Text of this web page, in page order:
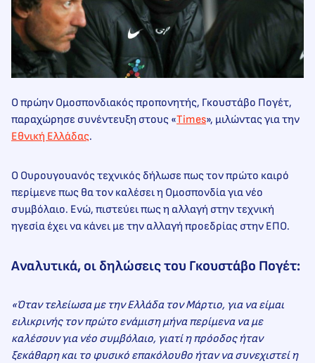
Ο πρώην Ομοσπονδιακός προπονητής, Γκουστάβο Πογέτ,
παραχώρησε συνέντευξη στους «Times», μιλώντας για την
Εθνική Ελλάδας.
Ο Ουρουγουανός τεχνικός δήλωσε πως τον πρώτο καιρό
περίμενε πως θα τον καλέσει η Ομοσπονδία για νέο
συμβόλαιο. Ενώ, πιστεύει πως η αλλαγή στην τεχνική
ηγεσία έχει να κάνει με την αλλαγή προεδρίας στην ΕΠΟ.
Αναλυτικά, οι δηλώσεις του Γκουστάβο Πογέτ:
«Όταν τελείωσα με την Ελλάδα τον Μάρτιο, για να είμαι
ειλικρινής τον πρώτο ενάμιση μήνα περίμενα να με
καλέσουν για νέο συμβόλαιο, γιατί η πρόοδος ήταν
ξεκάθαρη και το φυσικό επακόλουθο ήταν να συνεχιστεί η